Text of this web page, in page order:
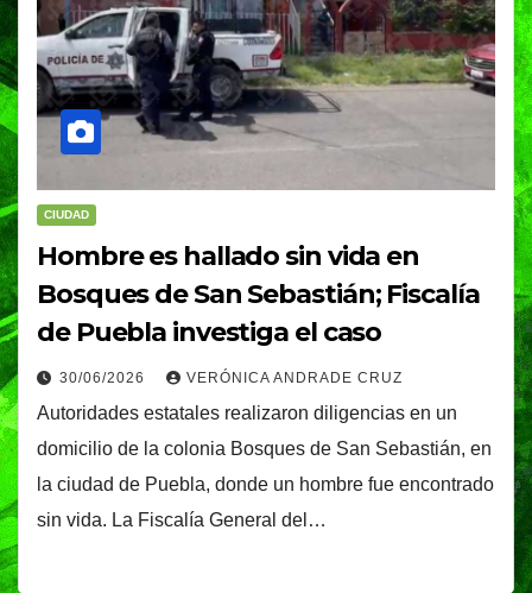
CIUDAD
Hombre es hallado sin vida en
Bosques de San Sebastián; Fiscalía
de Puebla investiga el caso
30/06/2026 VERÓNICA ANDRADE CRUZ
Autoridades estatales realizaron diligencias en un
domicilio de la colonia Bosques de San Sebastián, en
la ciudad de Puebla, donde un hombre fue encontrado
sin vida. La Fiscalía General del…